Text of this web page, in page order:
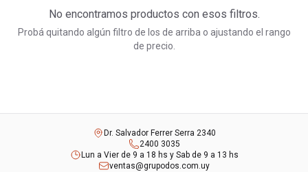
No encontramos productos con esos filtros.
Probá quitando algún filtro de los de arriba o ajustando el rango
de precio.
Dr. Salvador Ferrer Serra 2340
2400 3035
Lun a Vier de 9 a 18 hs y Sab de 9 a 13 hs
ventas@grupodos.com.uy